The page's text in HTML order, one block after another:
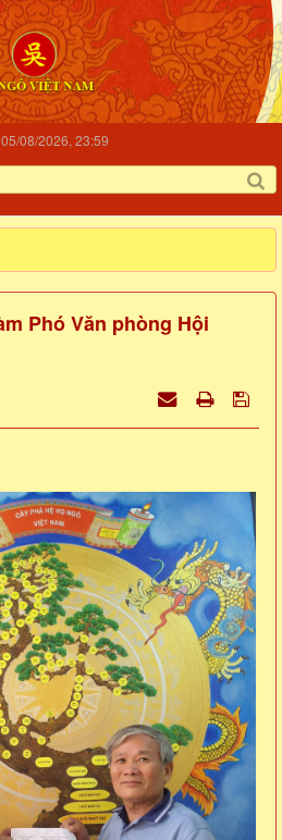
08/2026, 23:59
Phó Văn phòng Hội